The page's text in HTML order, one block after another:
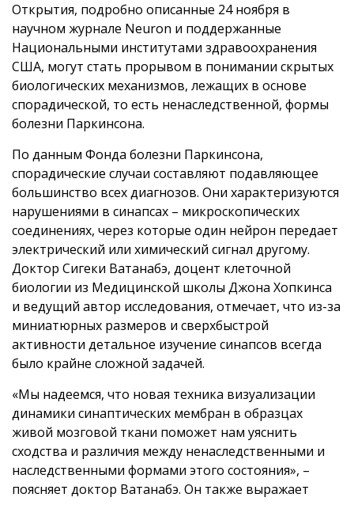
Открытия, подробно описанные 24 ноября в
научном журнале Neuron и поддержанные
Национальными институтами здравоохранения
США, могут стать прорывом в понимании скрытых
биологических механизмов, лежащих в основе
спорадической, то есть ненаследственной, формы
болезни Паркинсона.
По данным Фонда болезни Паркинсона,
спорадические случаи составляют подавляющее
большинство всех диагнозов. Они характеризуются
нарушениями в синапсах – микроскопических
соединениях, через которые один нейрон передает
электрический или химический сигнал другому.
Доктор Сигеки Ватанабэ, доцент клеточной
биологии из Медицинской школы Джона Хопкинса
и ведущий автор исследования, отмечает, что из-за
миниатюрных размеров и сверхбыстрой
активности детальное изучение синапсов всегда
было крайне сложной задачей.
«Мы надеемся, что новая техника визуализации
динамики синаптических мембран в образцах
живой мозговой ткани поможет нам уяснить
сходства и различия между ненаследственными и
наследственными формами этого состояния», –
поясняет доктор Ватанабэ. Он также выражает